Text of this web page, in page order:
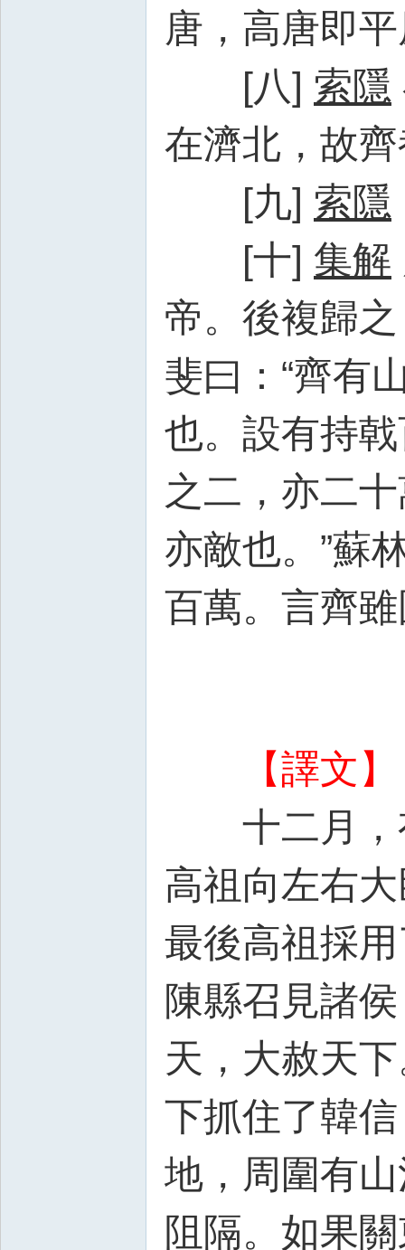
唐，高唐即
[八] 索隱
在濟北，故
[九] 索隱
[十] 集解
帝。後複歸
斐曰：“齊有
也。設有持
之二，亦二
亦敵也。”蘇
百萬。言齊
【譯文】
十二月，
高祖向左右
最後高祖採
陳縣召見諸
天，大赦天
下抓住了韓
地，周圍有
阻隔。如果